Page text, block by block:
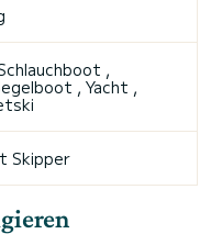
,
, Yacht ,
Skipper